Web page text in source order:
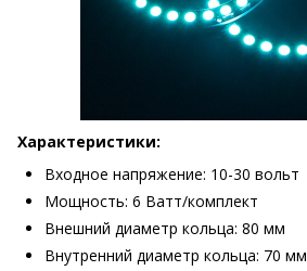
Характеристики:
Входное напряжение: 10-30 вольт
Мощность: 6 Ватт/комплект
Внешний диаметр кольца: 80 мм
Внутренний диаметр кольца: 70 мм